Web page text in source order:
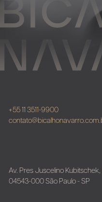
+55 11 3511-9900
Av. Pres Juscelino Kubitschek,
04543-000 São Paulo - SP